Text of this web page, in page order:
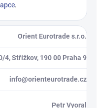
.
Orient Eurotrade s.r.o.
4, Střížkov, 190 00 Praha 9
info@orienteurotrade.cz
Petr Vyoral